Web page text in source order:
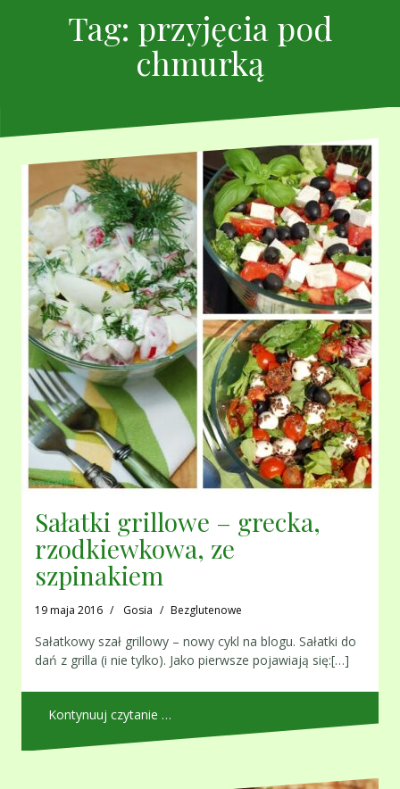
Tag: przyjęcia pod
chmurką
Sałatki grillowe – grecka,
rzodkiewkowa, ze
szpinakiem
19 maja 2016 Gosia Bezglutenowe
Sałatkowy szał grillowy – nowy cykl na blogu. Sałatki do
dań z grilla (i nie tylko). Jako pierwsze pojawiają się:[…]
Kontynuuj czytanie …